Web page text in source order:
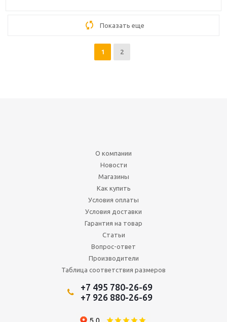
Показать еще
1 2
О компании
Новости
Магазины
Как купить
Условия оплаты
Условия доставки
Гарантия на товар
Статьи
Вопрос-ответ
Производители
Таблица соответствия размеров
+7 495 780-26-69
+7 926 880-26-69